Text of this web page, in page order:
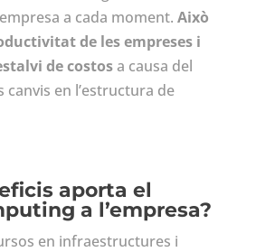
a cada moment. Això
de les empreses i
de costosa causa del
canvis en l’estructura de
aporta el
a l’empresa?
en infraestructures i